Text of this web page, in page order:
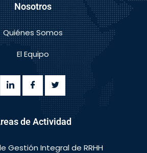
Nosotros
Quiénes Somos
El Equipo
de Actividad
Gestión Integral de RRHH